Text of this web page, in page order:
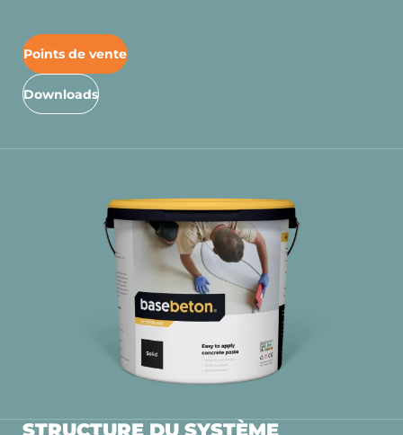
Points de vente
Downloads
STRUCTURE DU SYSTÈME